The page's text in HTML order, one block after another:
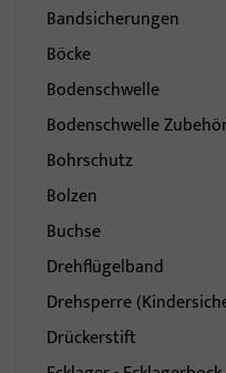
Bandsicherungen
Böcke
Bodenschwelle
Bodenschwelle
Bohrschutz
Bolzen
Buchse
Drehflügelband
Drehsperre
Drückerstift